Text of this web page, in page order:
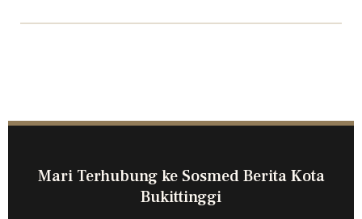
Mari Terhubung ke Sosmed Berita Kota
Bukittinggi